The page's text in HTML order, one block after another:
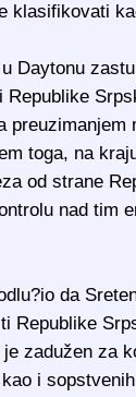
klasifikovati
Daytonu
preuzimanjem
toga, na
od strane
nad tim
da
Republike
zadužen za
i